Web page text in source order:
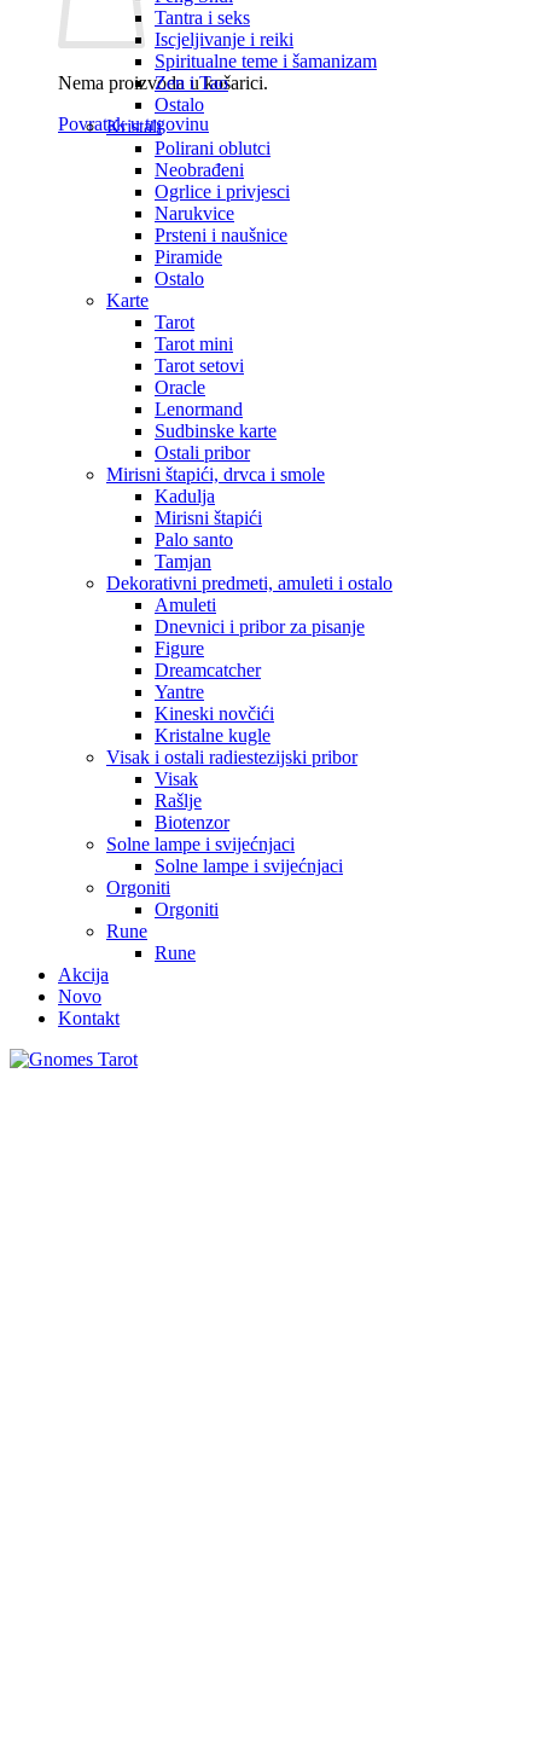
Nema proizvoda u košarici.
Povratak u trgovinu
Tantra i seks
Iscjeljivanje i reiki
Spiritualne teme i šamanizam
Zen i Tao
Ostalo
Kristali
Polirani oblutci
Neobrađeni
Ogrlice i privjesci
Narukvice
Prsteni i naušnice
Piramide
Ostalo
Karte
Tarot
Tarot mini
Tarot setovi
Oracle
Lenormand
Sudbinske karte
Ostali pribor
Mirisni štapići, drvca i smole
Kadulja
Mirisni štapići
Palo santo
Tamjan
Dekorativni predmeti, amuleti i ostalo
Amuleti
Dnevnici i pribor za pisanje
Figure
Dreamcatcher
Yantre
Kineski novčići
Kristalne kugle
Visak i ostali radiestezijski pribor
Visak
Rašlje
Biotenzor
Solne lampe i svijećnjaci
Solne lampe i svijećnjaci
Orgoniti
Orgoniti
Rune
Rune
Akcija
Novo
Kontakt